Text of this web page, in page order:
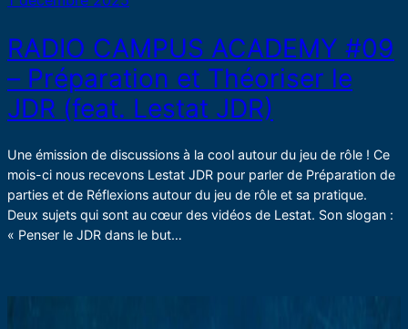
RADIO CAMPUS ACADEMY #09
– Préparation et Théoriser le
JDR (feat. Lestat JDR)
Une émission de discussions à la cool autour du jeu de rôle ! Ce
mois-ci nous recevons Lestat JDR pour parler de Préparation de
parties et de Réflexions autour du jeu de rôle et sa pratique.
Deux sujets qui sont au cœur des vidéos de Lestat. Son slogan :
« Penser le JDR dans le but…